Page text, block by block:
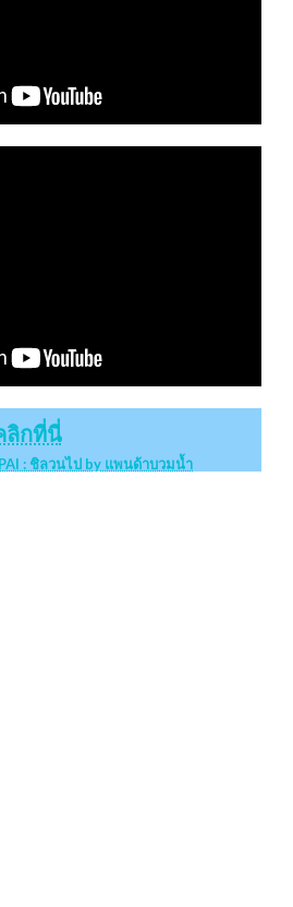
ลิกที่นี่
: ชิลวนไป by แพนด้าบวมน้ำ